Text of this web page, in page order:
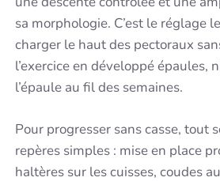
sa morphologie. C’est le réglage
charger le haut des pectoraux
l’exercice en développé épaules,
l’épaule au fil des semaines.
Pour progresser sans casse, tout
repères simples : mise en place
haltères sur les cuisses, coudes